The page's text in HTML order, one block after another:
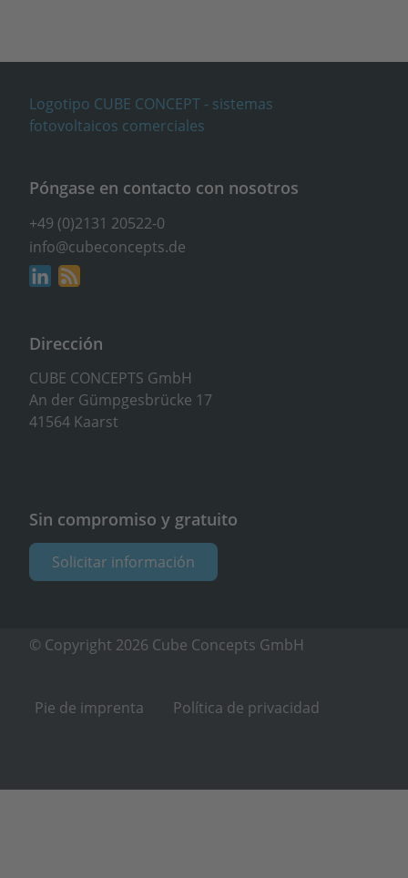
Póngase en contacto con nosotros
+49 (0)2131 20522-0
info@cubeconcepts.de
Dirección
CUBE CONCEPTS GmbH
An der Gümpgesbrücke 17
41564 Kaarst
Sin compromiso y gratuito
Solicitar información
© Copyright 2026 Cube Concepts GmbH
Pie de imprenta Política de privacidad